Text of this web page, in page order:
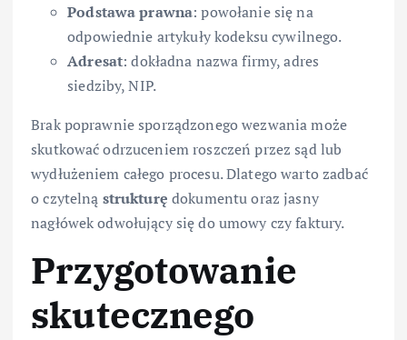
Podstawa prawna: powołanie się na
odpowiednie artykuły kodeksu cywilnego.
Adresat: dokładna nazwa firmy, adres
siedziby, NIP.
Brak poprawnie sporządzonego wezwania może
skutkować odrzuceniem roszczeń przez sąd lub
wydłużeniem całego procesu. Dlatego warto zadbać
o czytelną strukturę dokumentu oraz jasny
nagłówek odwołujący się do umowy czy faktury.
Przygotowanie
skutecznego